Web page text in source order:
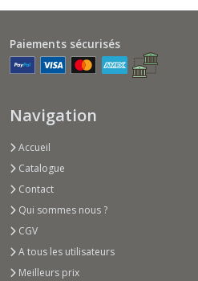
Paiements sécurisés
Navigation
Accueil
Catalogue
Contact
Qui sommes nous ?
CGV
A tous les utilisateurs
Meilleurs prix